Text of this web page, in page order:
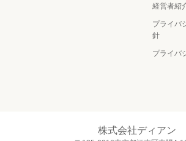
経営者紹
プライバ
針
プライバ
株式会社ディアン